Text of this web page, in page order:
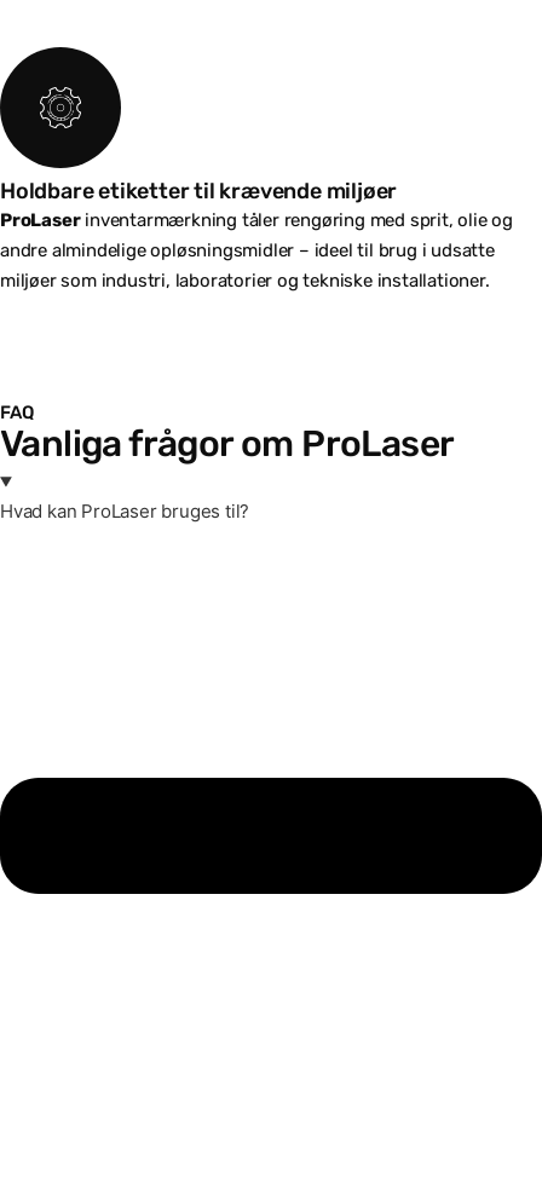
Holdbare etiketter til krævende miljøer
ProLaserinventarmærkning tåler rengøring med sprit, olie og
andre almindelige opløsningsmidler – ideel til brug i udsatte
miljøer som industri, laboratorier og tekniske installationer.
FAQ
Vanliga frågor om ProLaser
Hvad kan ProLaser bruges til?